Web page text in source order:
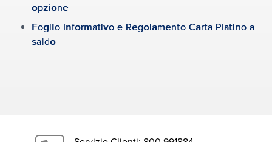
Assistenza | FAQ
opzione
Foglio Informativo e Regolamento Carta Platino a
saldo